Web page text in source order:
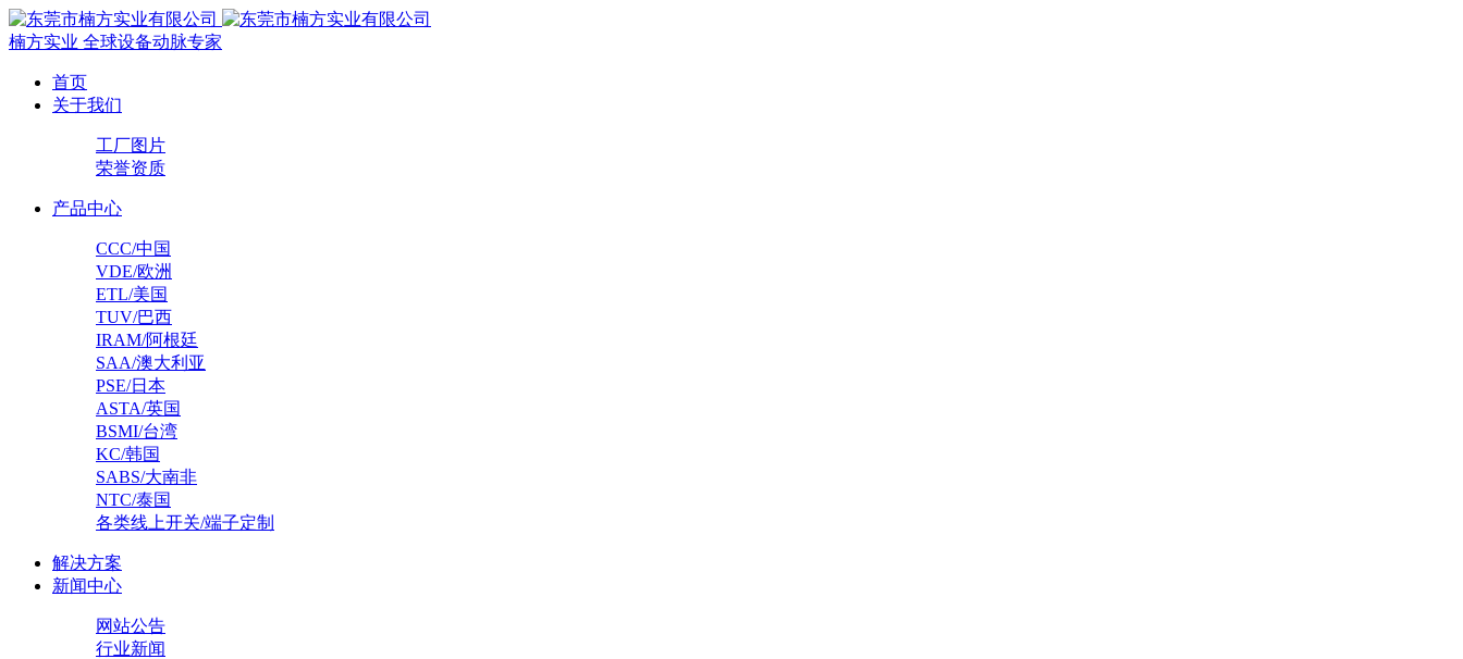
楠方实业 全球设备动脉专家
首页
关于我们
工厂图片
荣誉资质
产品中心
CCC/中国
VDE/欧洲
ETL/美国
TUV/巴西
IRAM/阿根廷
SAA/澳大利亚
PSE/日本
ASTA/英国
BSMI/台湾
KC/韩国
SABS/大南非
NTC/泰国
各类线上开关/端子定制
解决方案
新闻中心
网站公告
行业新闻